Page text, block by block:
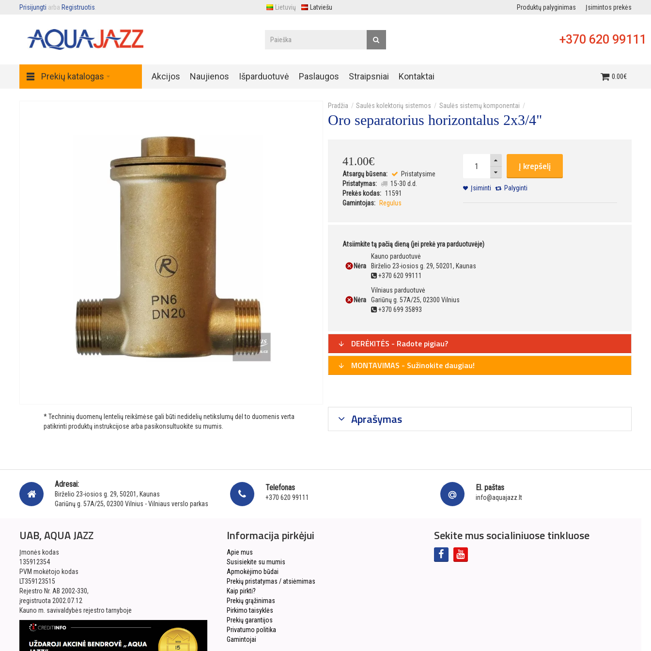
Prisijungti arba Registruotis Lietuvių Latviešu Produktų palyginimas Įsimintos prekės
+370 620 99111
Prekių katalogas Akcijos Naujienos Išparduotuvė Paslaugos Straipsniai Kontaktai 0.00€
Saulės kolektorių sistemos Saulės sistemų komponentai
Oro separatorius horizontalus 2x3/4"
41.00€
Atsargų būsena:
Pristatysime
Pristatymas:
15-30 d.d.
Prekės kodas: 11591
Gamintojas:
Regulus
Į krepšelį
Įsiminti Palyginti
Atsiimkite tą pačią dieną (jei prekė yra parduotuvėje)
Nėra
Kauno parduotuvė
Birželio 23-iosios g. 29, 50201, Kaunas
+370 620 99111
Nėra
Vilniaus parduotuvė
Gariūnų g. 57A/25, 02300 Vilnius
+370 699 35893
DERĖKITĖS - Radote pigiau?
MONTAVIMAS - Sužinokite daugiau!
* Techninių duomenų lentelių reikšmėse gali būti nedidelių netikslumų dėl to duomenis verta
patikrinti produktų instrukcijose arba pasikonsultuokite su mumis.
Aprašymas
Adresai:
Birželio 23-iosios g. 29, 50201, Kaunas
Gariūnų g. 57A/25, 02300 Vilnius - Vilniaus verslo parkas
Telefonas
+370 620 99111
El. paštas
info@aquajazz.lt
UAB, AQUA JAZZ
Įmonės kodas
135912354
PVM mokėtojo kodas
LT359123515
Rejestro Nr. AB 2002-330,
įregistruota 2002.07.12
Kauno m. savivaldybės rejestro tarnyboje
Informacija pirkėjui
Apie mus
Susisiekite su mumis
Apmokėjimo būdai
Prekių pristatymas / atsiėmimas
Kaip pirkti?
Prekių grąžinimas
Pirkimo taisyklės
Prekių garantijos
Privatumo politika
Gamintojai
Sekite mus socialiniuose tinkluose